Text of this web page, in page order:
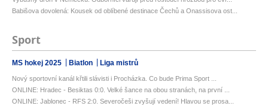
Babišova dovolená: Kousek od oblíbené destinace Čechů a Onassisova ost...
Sport
MS hokej 2025 Biatlon Liga mistrů
Nový sportovní kanál křtili slávisti i Procházka. Co bude Prima Sport ...
ONLINE: Hradec - Besiktas 0:0. Velké šance na obou stranách, na první ...
ONLINE: Jablonec - RFS 2:0. Severočeši zvyšují vedení! Hlavou se prosa...